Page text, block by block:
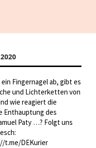
Fingernagel ab, gibt es
und Lichterketten von
wie reagiert die
Enthauptung des
Paty …? Folgt uns
t.me/DEKurier